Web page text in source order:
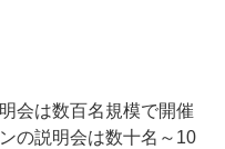
会は数百名規模で開催
の説明会は数十名～10